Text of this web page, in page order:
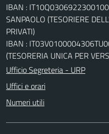
IBAN :
SANPAOLO (TESORIERE
PRIVATI)
IBAN :
(TESORERIA UNICA PER
Ufficio Segreteria - URP
Uffici e orari
Numeri utili